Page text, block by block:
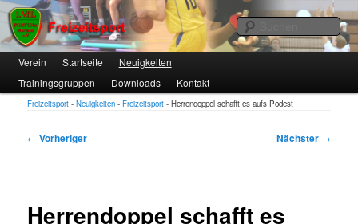
Freizeitsport
1. VfL FORTUNA Marzahn e.V.
Hauptmenü
Zum
primären
Inhalt
Verein Startseite
Neuigkeiten
Trainingsgruppen
Downloads Kontakt
Freizeitsport -Neuigkeiten -Freizeitsport -Herrendoppel schafft es aufs Podest
Beitragsnavigation
← Vorheriger Nächster →
Herrendoppel schafft es